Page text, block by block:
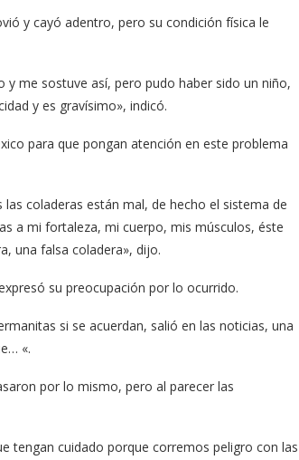
y cayó adentro, pero su condición física le
me sostuve así, pero pudo haber sido un niño,
y es gravísimo», indicó.
para que pongan atención en este problema
coladeras están mal, de hecho el sistema de
a mi fortaleza, mi cuerpo, mis músculos, éste
una falsa coladera», dijo.
su preocupación por lo ocurrido.
si se acuerdan, salió en las noticias, una
«.
por lo mismo, pero al parecer las
tengan cuidado porque corremos peligro con las
Cuchicheos del Latin Grammy 2024